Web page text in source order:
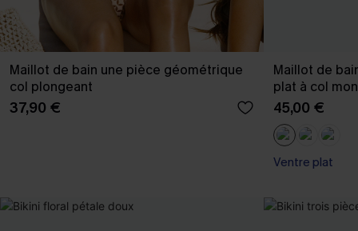
Maillot de bain une pièce géométrique
col plongeant
37,90 €
Maillot de
plat à col
45,00 €
Ventre plat